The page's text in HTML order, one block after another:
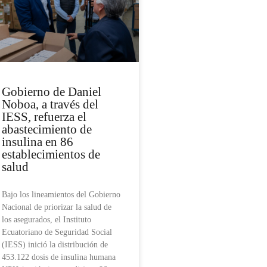
Gobierno de Daniel
Noboa, a través del
IESS, refuerza el
abastecimiento de
insulina en 86
establecimientos de
salud
Bajo los lineamientos del Gobierno
Nacional de priorizar la salud de
los asegurados, el Instituto
Ecuatoriano de Seguridad Social
(IESS) inició la distribución de
453.122 dosis de insulina humana